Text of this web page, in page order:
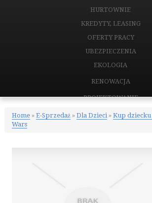
HURTOWNIE
KREDYTY, LEASING
OFERTY PRACY
UBEZPIECZENIA
EKOLOGIA
RENOWACJA
PROJEKTOWANIE
REMONTY, ELEKTRYK,
KLIMATYZACJA I
DOMY, MIESZKANIA
Home» E-Sprzedaż» Dla Dzieci» Kup
Wars